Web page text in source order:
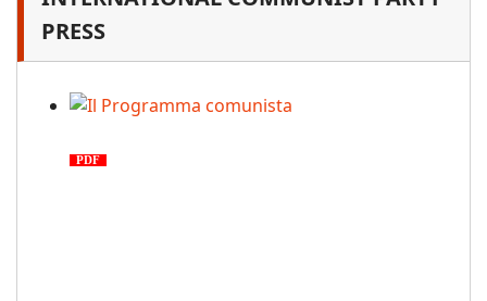
PRESS
PDF